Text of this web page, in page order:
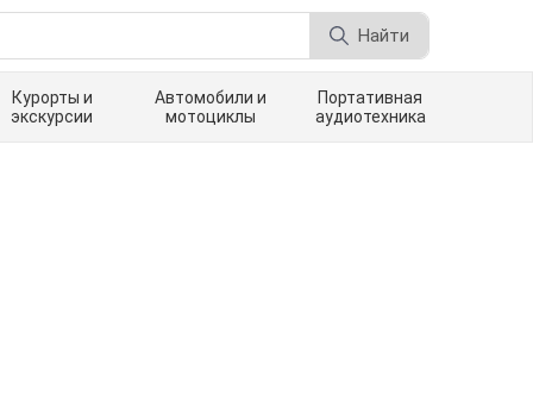
Найти
Курорты и
экскурсии
Автомобили и
мотоциклы
Портативная
аудиотехника